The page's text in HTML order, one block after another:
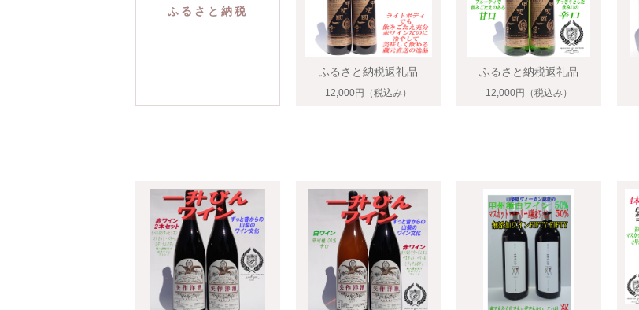
ふるさと納税
ふるさと納税返礼品
12,000円 （税込み）
ふるさと納税返礼品
12,000円 （税込み）